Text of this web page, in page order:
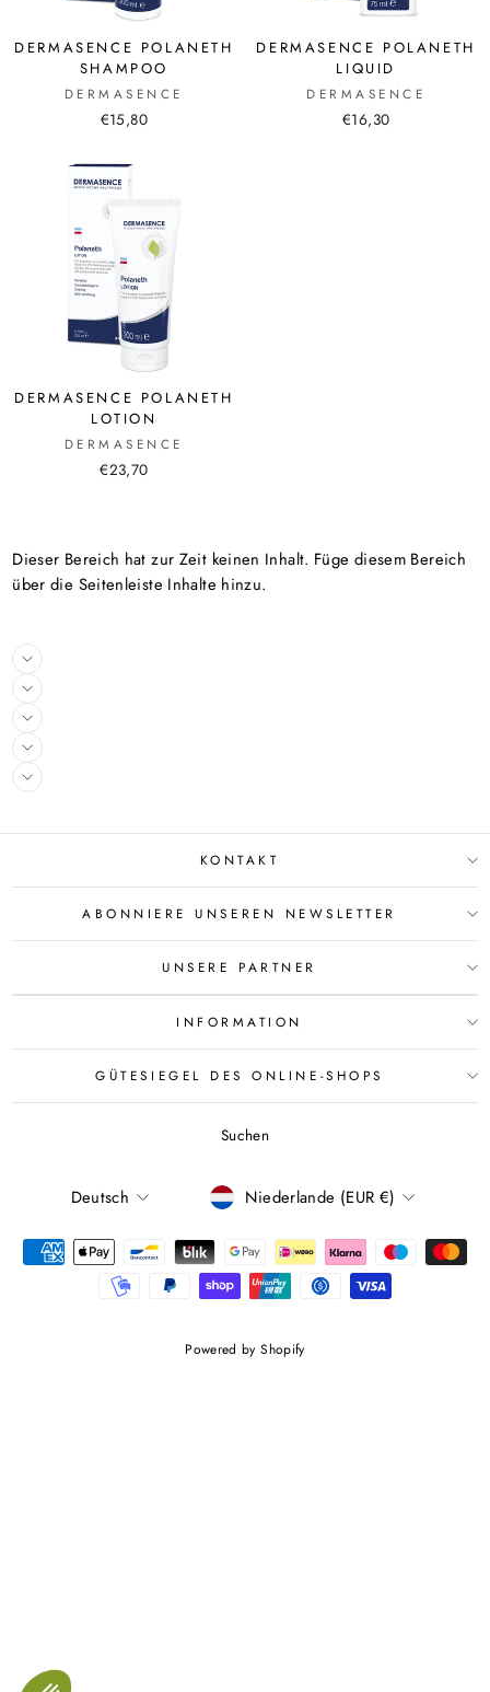
DERMASENCE POLANETH
SHAMPOO
DERMASENCE
€15,80
DERMASENCE POLANETH
LIQUID
DERMASENCE
€16,30
DERMASENCE POLANETH
LOTION
DERMASENCE
€23,70
Dieser Bereich hat zur Zeit keinen Inhalt. Füge diesem Bereich
über die Seitenleiste Inhalte hinzu.
KONTAKT
ABONNIERE UNSEREN NEWSLETTER
UNSERE PARTNER
INFORMATION
GÜTESIEGEL DES ONLINE-SHOPS
Suchen
SPRACHE
Deutsch WÄHRUNG
Niederlande (EUR €)
Powered by Shopify